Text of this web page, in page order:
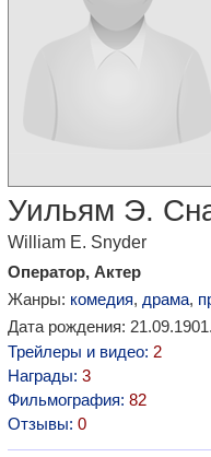
Уильям Э.
William E. Snyder
Оператор, Актер
Жанры: комедия, драма,
Дата рождения:
Трейлеры и видео: 2
Награды: 3
Фильмография: 82
Отзывы: 0